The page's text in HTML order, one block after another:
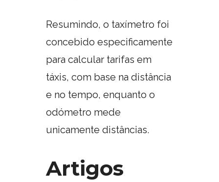
Resumindo, o taxímetro foi
concebido especificamente
para calcular tarifas em
táxis, com base na distância
e no tempo, enquanto o
odómetro mede
unicamente distâncias.
Artigos